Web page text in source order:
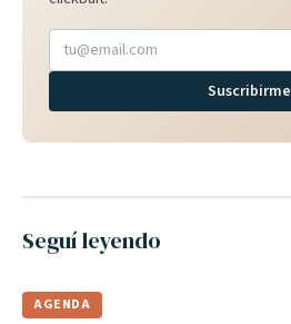
Suscribirme
Seguí leyendo
AGENDA